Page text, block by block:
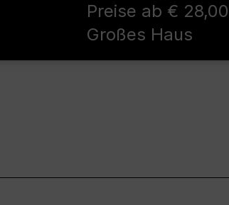
Preise ab € 28,00
Großes Haus